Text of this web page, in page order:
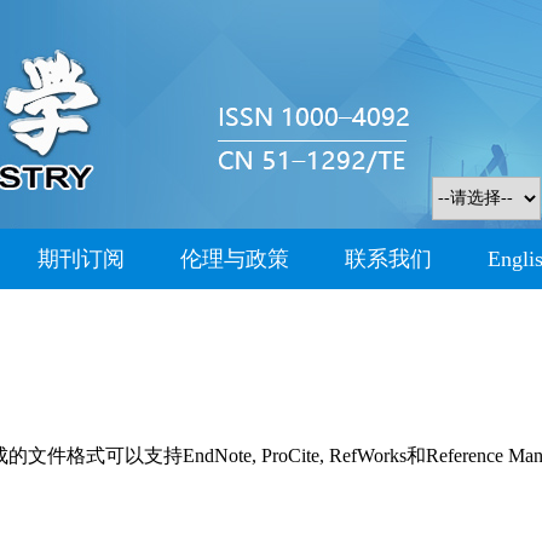
期刊订阅 伦理与政策 联系我们
件格式可以支持EndNote, ProCite, RefWorks和Reference